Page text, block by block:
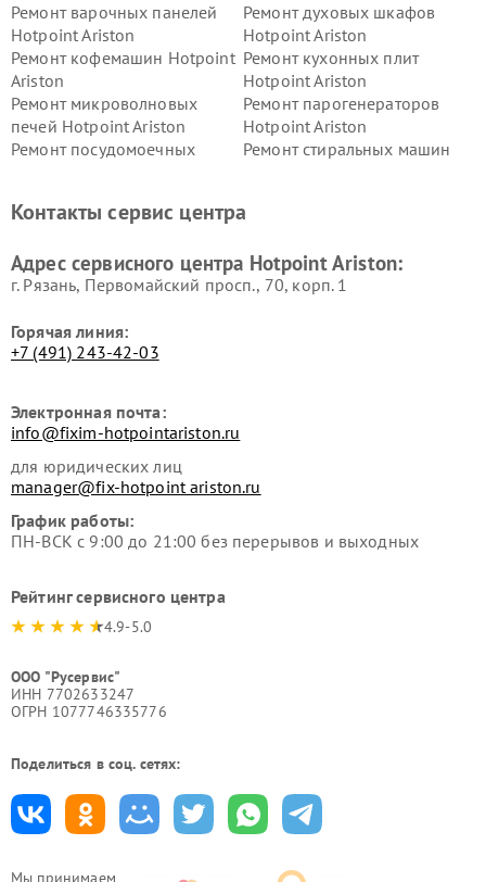
Мы принимаем
Ремонт варочных панелей
Hotpoint Ariston
Ремонт духовых шкафов
Hotpoint Ariston
Ремонт кофемашин Hotpoint
Ariston
Ремонт кухонных плит
Hotpoint Ariston
Ремонт микроволновых
печей Hotpoint Ariston
Ремонт парогенераторов
Hotpoint Ariston
Ремонт посудомоечных
Ремонт стиральных машин
Hotpoint Ariston
Hotpoint Ariston
Ariston
Hotpoint Ariston
Контакты сервис центра
Адрес сервисного центра Hotpoint Ariston:
г. Рязань, Первомайский просп., 70, корп. 1
Горячая линия:
+7 (491) 243-42-03
Электронная почта:
info@fixim-hotpointariston.ru
для юридических лиц
manager@fix-hotpoint ariston.ru
График работы:
ПН-ВСК с 9:00 до 21:00 без перерывов и выходных
Рейтинг сервисного центра
4.9-5.0
ООО "Русервис"
ИНН 7702633247
ОГРН 1077746335776
Поделиться в соц. сетях: